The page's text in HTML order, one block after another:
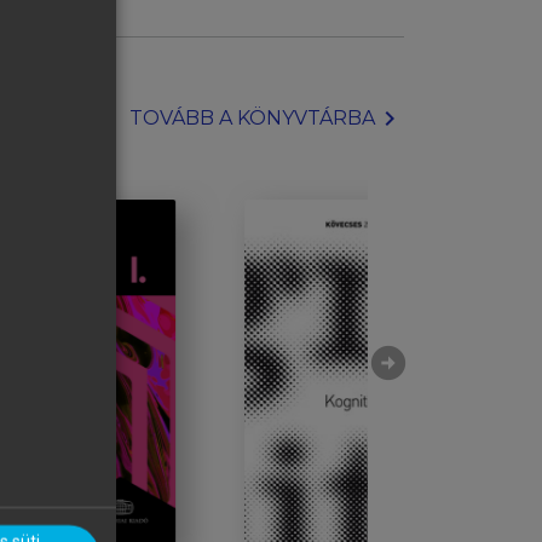
TOVÁBB A KÖNYVTÁRBAchevron_right
arrow_circle_right